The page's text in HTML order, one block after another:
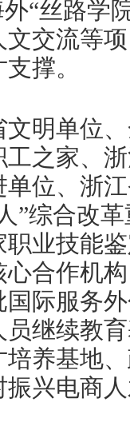
“丝路学
文交流等
撑。
明单位
之家、
位、浙
”综合改
业技能
合作机
际服务
继续教
养基地
兴电商